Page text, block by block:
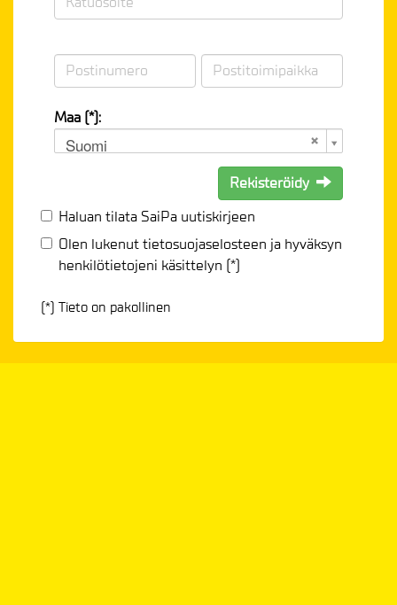
Maa (*):
Suomi
Rekisteröidy
Haluan tilata SaiPa uutiskirjeen
Olen lukenuttietosuojaselosteen ja hyväksyn
henkilötietojeni käsittelyn (*)
(*) Tieto on pakollinen